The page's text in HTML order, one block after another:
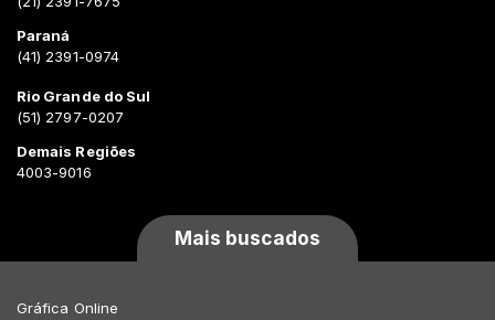
Paraná
(41) 2391-0974
Rio Grande do Sul
(51) 2797-0207
Demais Regiões
4003-9016
Mais buscados
Gráfica Online